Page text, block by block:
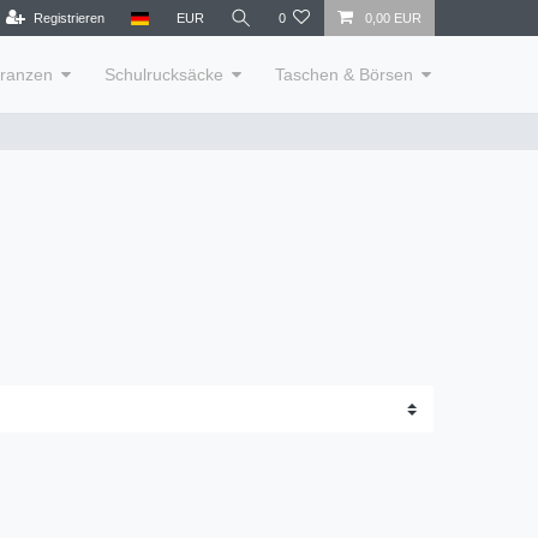
Registrieren EUR 0 0,00 EUR
Schulrucksäcke Taschen & Börsen